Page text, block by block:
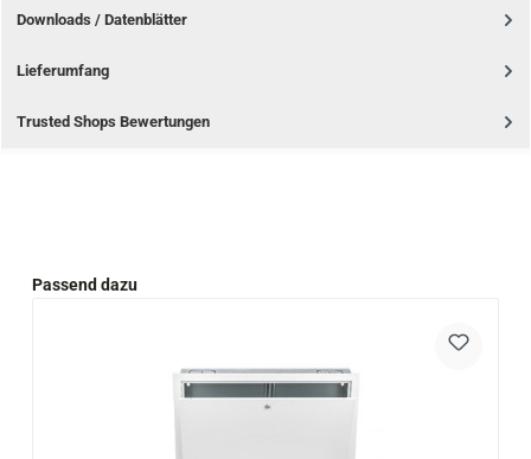
Downloads / Datenblätter
Lieferumfang
Trusted Shops Bewertungen
Produktgalerie überspringen
Passend dazu